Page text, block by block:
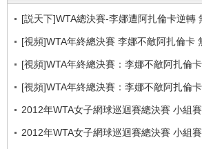
[説天下]WTA總決賽-李娜遭阿扎倫卡逆轉
[視頻]WTA年終總決賽 李娜不敵阿扎倫卡
[視頻]WTA年終總決賽：李娜不敵阿扎倫
[視頻]WTA年終總決賽：李娜不敵阿扎倫
2012年WTA女子網球巡迴賽總決賽 小組
2012年WTA女子網球巡迴賽總決賽 小組